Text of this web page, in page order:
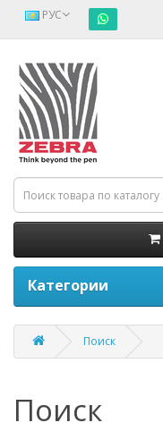
РУС
Категории
Поиск
Поиск